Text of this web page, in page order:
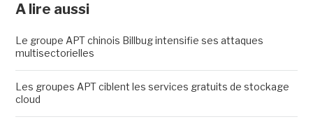
A lire aussi
Le groupe APT chinois Billbug intensifie ses attaques
multisectorielles
Les groupes APT ciblent les services gratuits de stockage
cloud